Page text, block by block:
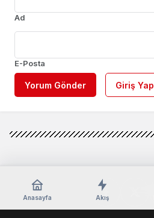
Ad
E-Posta
Yorum Gönder Giriş Yap
Anasayfa Akış